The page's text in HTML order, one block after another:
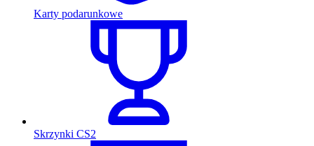
Karty podarunkowe
Skrzynki CS2